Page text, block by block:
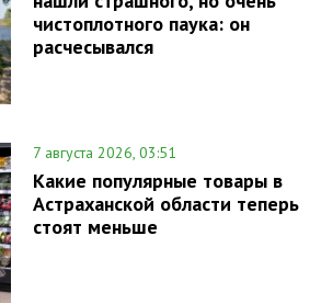
чистоплотного паука: он
расчесывался
7 августа 2026, 03:51
Какие популярные товары в
Астраханской области теперь
стоят меньше